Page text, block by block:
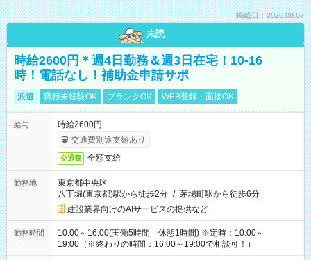
掲載日：2026.08.07
未読
時給2600円＊週4日勤務＆週3日在宅！10-16
時！電話なし！補助金申請サポ
派遣 職種未経験OK ブランクOK WEB登録・面接OK
給与
時給2600円
交通費別途支給あり
交通費 全額支給
勤務地
東京都中央区
八丁堀(東京都)駅から徒歩2分 / 茅場町駅から徒歩6分
建設業界向けのAIサービスの提供など
勤務時間
10:00～16:00(実働5時間 休憩1時間) ※定時：10:00～
19:00（※終わりの時間：16:00～19:00で相談可！）